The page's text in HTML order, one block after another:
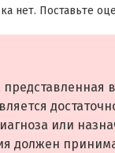
нет. Поставьте
или
должен